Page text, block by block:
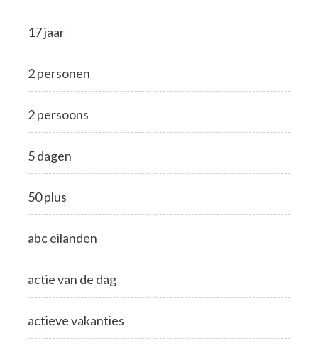
17 jaar
2 personen
2 persoons
5 dagen
50 plus
abc eilanden
actie van de dag
actieve vakanties